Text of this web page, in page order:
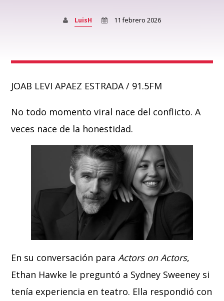
LuisH 11 febrero 2026
JOAB LEVI APAEZ ESTRADA / 91.5FM
No todo momento viral nace del conflicto. A
veces nace de la honestidad.
En su conversación paraActors on Actors,
Ethan Hawke le preguntó a Sydney Sweeney si
tenía experiencia en teatro. Ella respondió con